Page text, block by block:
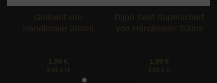
Grillsenf von
Händlmaier 200ml
1,99 €
9,95 € / l
Dijon Senf Superscharf
von Händlmaier 200ml
1,99 €
9,95 € / l